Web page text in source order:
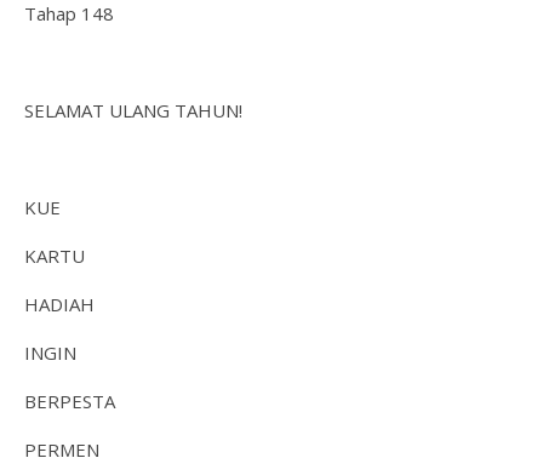
Tahap 148
SELAMAT ULANG TAHUN!
KUE
KARTU
HADIAH
INGIN
BERPESTA
PERMEN